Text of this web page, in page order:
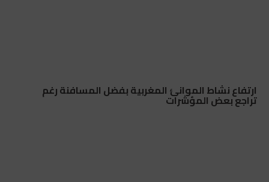
ارتفاع نشاط الموانئ المغربية بفضل المسافنة رغم
تراجع بعض المؤشرات